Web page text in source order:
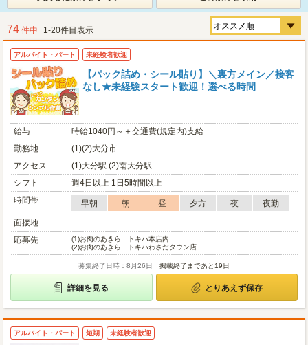
74 件中 1-20件目表示
アルバイト・パート 未経験者歓迎
【パック詰め・シール貼り】＼裏方メイン／接客
なし★未経験スタート歓迎！選べる時間
給与
時給1040円～＋交通費(規定内)支給
勤務地
(1)(2)大分市
アクセス
(1)大分駅 (2)南大分駅
シフト
週4日以上 1日5時間以上
時間帯
早朝 朝 昼 夕方 夜
夜勤
面接地
応募先
(1)お肉のあきら トキハ本店内
(2)お肉のあきら トキハわさだタウン店
募集終了日時：8月26日 掲載終了まであと19日
詳細を見る とりあえず保存
アルバイト・パート 短期 未経験者歓迎